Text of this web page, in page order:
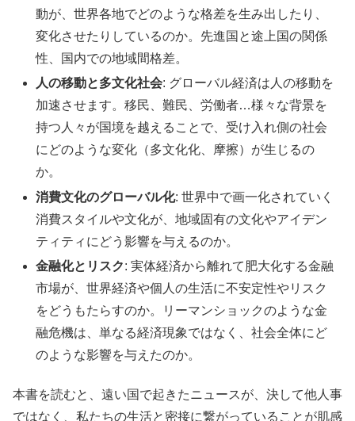
動が、世界各地でどのような格差を生み出したり、
変化させたりしているのか。先進国と途上国の関係
性、国内での地域間格差。
人の移動と多文化社会: グローバル経済は人の移動を
加速させます。移民、難民、労働者…様々な背景を
持つ人々が国境を越えることで、受け入れ側の社会
にどのような変化（多文化化、摩擦）が生じるの
か。
消費文化のグローバル化: 世界中で画一化されていく
消費スタイルや文化が、地域固有の文化やアイデン
ティティにどう影響を与えるのか。
金融化とリスク: 実体経済から離れて肥大化する金融
市場が、世界経済や個人の生活に不安定性やリスク
をどうもたらすのか。リーマンショックのような金
融危機は、単なる経済現象ではなく、社会全体にど
のような影響を与えたのか。
本書を読むと、遠い国で起きたニュースが、決して他人事
ではなく、私たちの生活と密接に繋がっていることが肌感